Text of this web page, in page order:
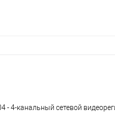
- 4-канальный сетевой